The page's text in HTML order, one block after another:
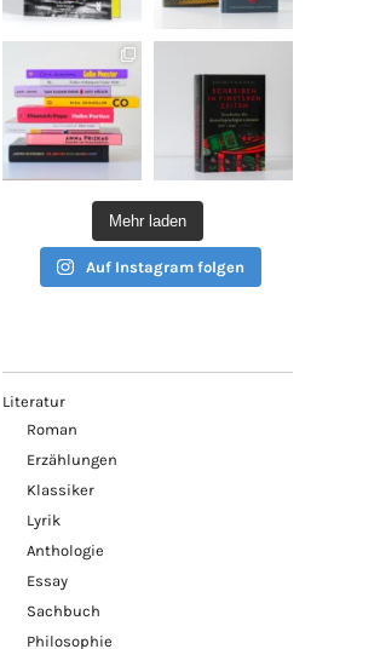
Mehr laden
Auf Instagram folgen
Literatur
Roman
Erzählungen
Klassiker
Lyrik
Anthologie
Essay
Sachbuch
Philosophie